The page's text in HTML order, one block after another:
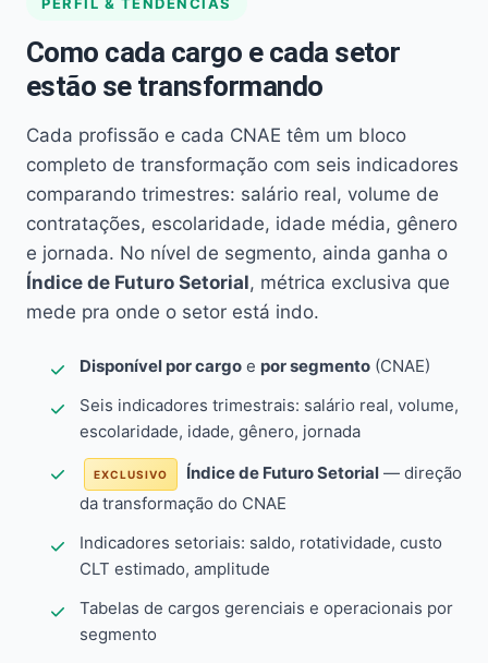
Como cada cargo e cada setor
estão se transformando
Cada profissão e cada CNAE têm um bloco
completo de transformação com seis indicadores
comparando trimestres: salário real, volume de
contratações, escolaridade, idade média, gênero
e jornada. No nível de segmento, ainda ganha o
Índice de Futuro Setorial, métrica exclusiva que
mede pra onde o setor está indo.
Disponível por cargo e por segmento (CNAE)
Seis indicadores trimestrais: salário real, volume,
escolaridade, idade, gênero, jornada
EXCLUSIVO Índice de Futuro Setorial — direção
da transformação do CNAE
Indicadores setoriais: saldo, rotatividade, custo
CLT estimado, amplitude
Tabelas de cargos gerenciais e operacionais por
segmento